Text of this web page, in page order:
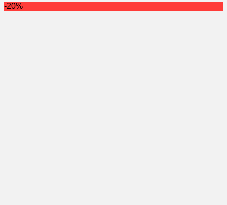
198.00 ฿.158.00 ฿.
-20%